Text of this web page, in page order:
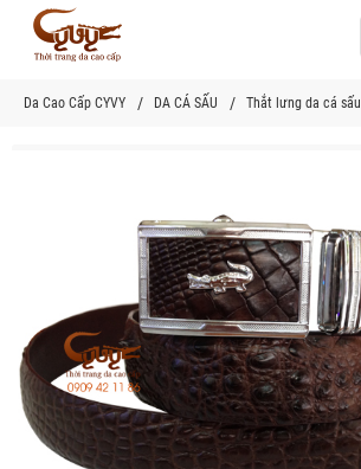
Da Cao Cấp CYVY DA CÁ SẤU Thắt lưng da cá sấu